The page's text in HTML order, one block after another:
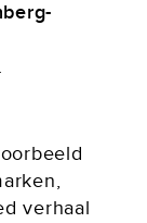
verhaal